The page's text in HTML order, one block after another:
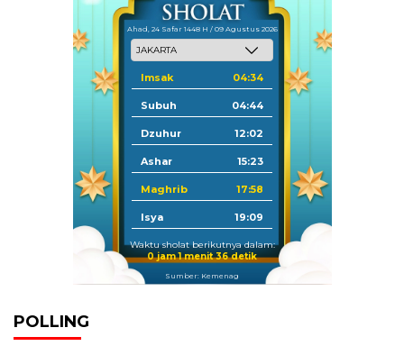
Ahad, 24 Safar 1448 H / 09 Agustus 2026
Imsak 04:34
Subuh 04:44
Dzuhur 12:02
Ashar 15:23
Maghrib 17:58
Isya 19:09
Waktu sholat berikutnya dalam:
0 jam 1 menit 36 detik
Sumber: Kemenag
POLLING